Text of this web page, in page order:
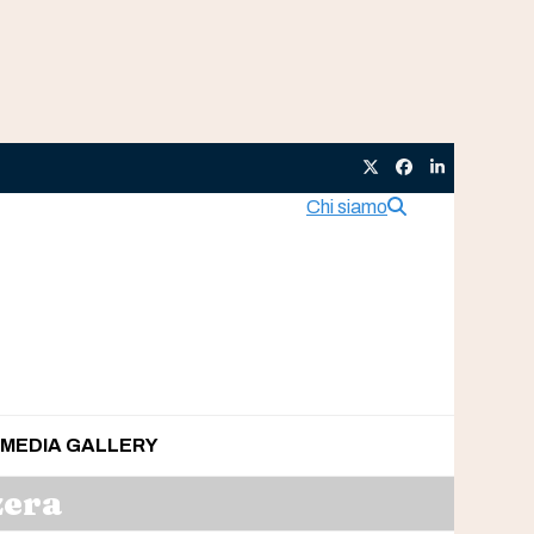
TwitterFacebook
LinkedIn
Chi siamo
MEDIA GALLERY